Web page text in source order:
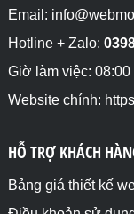
Email:
Hotline + Zalo:
Giờ làm việc: 08:00
Website chính:
HỖ TRỢ KHÁCH
Bảng giá thiết kế